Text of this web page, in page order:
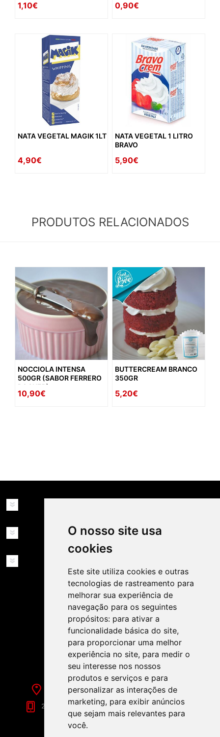
O nosso site usa
cookies
Este site utiliza cookies e outras
tecnologias de rastreamento para
melhorar sua experiência de
navegação para os seguintes
propósitos: para ativar a
funcionalidade básica do site,
para proporcionar uma melhor
experiência no site, para medir o
seu interesse nos nossos
produtos e serviços e para
personalizar as interações de
marketing, para exibir anúncios
que sejam mais relevantes para
você.
1,10€ 0,90€
NATA VEGETAL MAGIK 1LT
4,90€
NATA VEGETAL 1 LITRO
BRAVO
5,90€
PRODUTOS RELACIONADOS
NOCCIOLA INTENSA
500GR (SABOR FERRERO
ROCHER)
10,90€
BUTTERCREAM BRANCO
350GR
5,20€
MINHA CONTA
SIGA-NOS NAS REDES SOCIAIS!
Rua de Évora, 70-C - Reguengos de Monsaraz
266 040 688 (Chamada para a Rede Fixa Nacional)